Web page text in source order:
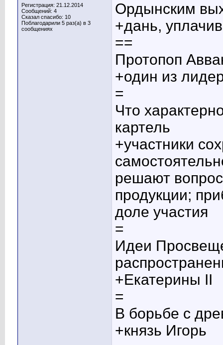
Регистрация: 21.12.2014
Сообщений: 4
Сказал спасибо: 10
Поблагодарили 5 раз(а) в 3
сообщениях
Ордынским
+дань,
==
Протопоп
+один из
=
Что
картель
+участники
решают
продукции;
доле участия
=
Идеи
+Екатерины II
=
В борьбе с
+князь Игорь